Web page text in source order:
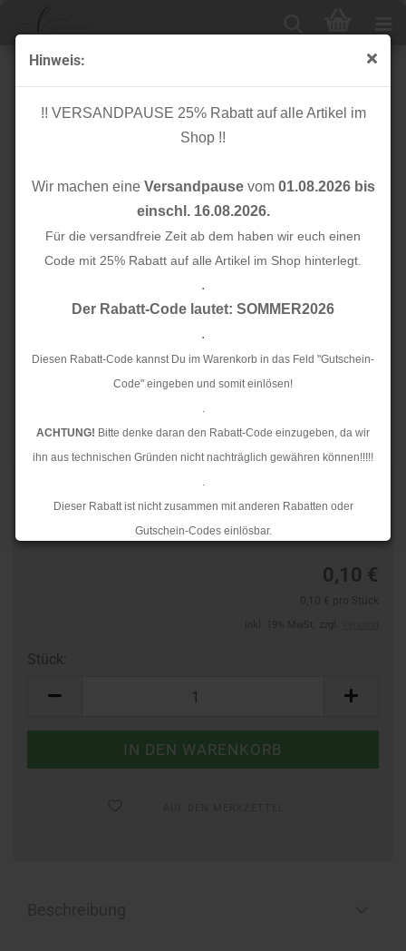
Hinweis:
!! VERSANDPAUSE 25% Rabatt auf alle Artikel im
Shop !!
Wir machen eine Versandpausevom 01.08.2026 bis
einschl. 16.08.2026.
Für die versandfreie Zeit ab dem haben wir euch einen
Code mit 25% Rabatt auf alle Artikel im Shop hinterlegt.
.
Der Rabatt-Code lautet: SOMMER2026
.
Diesen Rabatt-Code kannst Du im Warenkorb in das Feld "Gutschein-
Code" eingeben und somit einlösen!
.
ACHTUNG! Bitte denke daran den Rabatt-Code einzugeben, da wir
ihn aus technischen Gründen nicht nachträglich gewähren können!!!!!
.
Dieser Rabatt ist nicht zusammen mit anderen Rabatten oder
Gutschein-Codes einlösbar.
Ab dem 17.08.2026 versenden wir wieder wie gewohnt. Aufgrund des
Zipper für endlos Reißverschlüsse - himbeere
0,10 €
Stück: